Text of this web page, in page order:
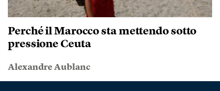
Perché il Marocco sta mettendo sotto
pressione Ceuta
Alexandre Aublanc